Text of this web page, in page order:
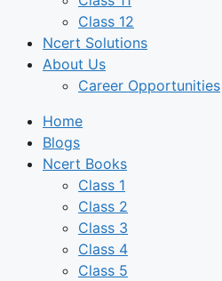
Class 12
Ncert Solutions
About Us
Career Opportunities
Home
Blogs
Ncert Books
Class 1
Class 2
Class 3
Class 4
Class 5